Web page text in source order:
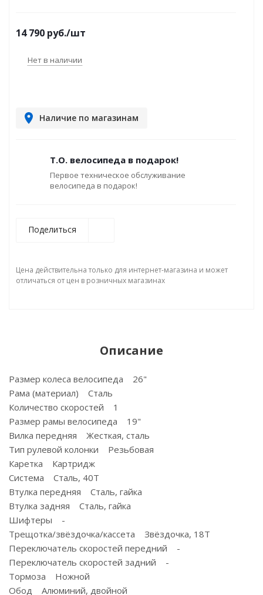
14 790 руб./шт
Нет в наличии
Наличие по магазинам
Т.О. велосипеда в подарок!
Первое техническое обслуживание
велосипеда в подарок!
Поделиться
Цена действительна только для интернет-магазина и может
отличаться от цен в розничных магазинах
Описание
Размер колеса велосипеда 26"
Рама (материал) Сталь
Количество скоростей 1
Размер рамы велосипеда 19"
Вилка передняя Жесткая, сталь
Тип рулевой колонки Резьбовая
Каретка Картридж
Система Сталь, 40T
Втулка передняя Сталь, гайка
Втулка задняя Сталь, гайка
Шифтеры -
Трещотка/звёздочка/кассета Звёздочка, 18Т
Переключатель скоростей передний -
Переключатель скоростей задний -
Тормоза Ножной
Обод Алюминий, двойной